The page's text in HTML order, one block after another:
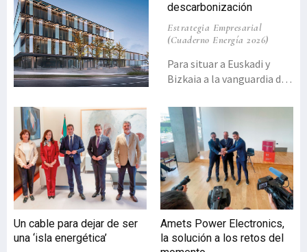
descarbonización
Estrategia Empresarial
(Cuaderno Energía 2026)
Para situar a Euskadi y
Bizkaia a la vanguardia de
e industrial, y avanzar en el
reto de la
descarbonización, el
Energy Intelligence
Center (EIC) se erige como
un pilar estratégico. Su
meta es promover la
hacia la descarbonización
de la economía vasca,
Un cable para dejar de ser
una ‘isla energética’
Amets Power Electronics,
la solución a los retos del